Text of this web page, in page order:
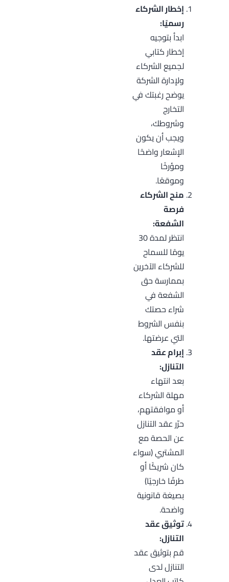
إخطار الشركاء
رسميًا:
ابدأ بتوجيه
إخطار كتابي
لجميع الشركاء
ولإدارة الشركة
يوضح رغبتك في
التخارج
وشروطك،
ويجب أن يكون
الإشعار واضحًا
ومؤرخًا
وموقعًا.
منح الشركاء
فرصة
الشفعة:
انتظر لمدة 30
يومًا للسماح
للشركاء الآخرين
بممارسة حق
الشفعة في
شراء حصتك
بنفس الشروط
التي عرضتها.
إبرام عقد
التنازل:
بعد انتهاء
مهلة الشركاء
أو موافقتهم،
حرّر عقد التنازل
عن الحصة مع
المشتري (سواء
كان شريكًا أو
طرفًا خارجيًا)
بصيغة قانونية
واضحة.
توثيق عقد
التنازل:
قم بتوثيق عقد
التنازل لدى